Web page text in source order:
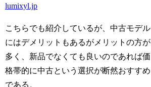
lumixyl.jp
こちらでも紹介しているが、中古モデル
にはデメリットもあるがメリットの方が
多く、新品でなくても良いのであれば価
格帯的に中古という選択が断然おすすめ
である。